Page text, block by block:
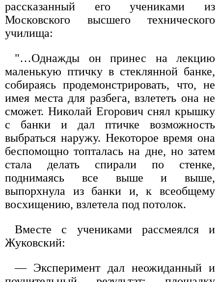
рассказанный его учениками из
Московского высшего технического
училища:
"…Однажды он принес на лекцию
маленькую птичку в стеклянной банке,
собираясь продемонстрировать, что, не
имея места для разбега, взлететь она не
сможет. Николай Егорович снял крышку
с банки и дал птичке возможность
выбраться наружу. Некоторое время она
беспомощно топталась на дне, но затем
стала делать спирали по стенке,
поднимаясь все выше и выше,
выпорхнула из банки и, к всеобщему
восхищению, взлетела под потолок.
Вместе с учениками рассмеялся и
Жуковский:
— Эксперимент дал неожиданный и